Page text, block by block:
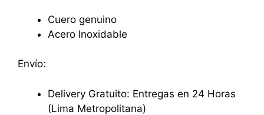
Cuero genuino
Acero Inoxidable
Envío:
Delivery Gratuito: Entregas en 24 Horas
(Lima Metropolitana)